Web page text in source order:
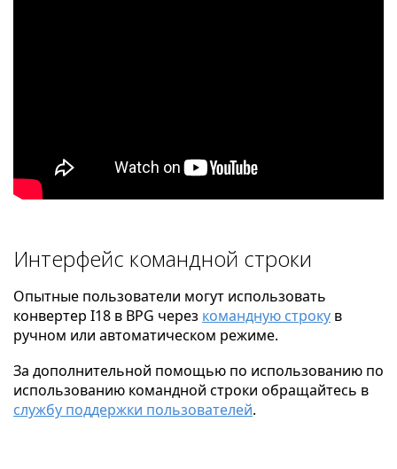
Интерфейс командной строки
Опытные пользователи могут использовать
конвертер I18 в BPG через командную строку в
ручном или автоматическом режиме.
За дополнительной помощью по использованию по
использованию командной строки обращайтесь в
службу поддержки пользователей.